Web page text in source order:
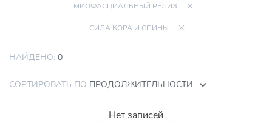
МИОФАСЦИАЛЬНЫЙ РЕЛИЗ
СИЛА КОРА И СПИНЫ
НАЙДЕНО: 0
СОРТИРОВАТЬ ПО ПРОДОЛЖИТЕЛЬНОСТИ
Нет записей